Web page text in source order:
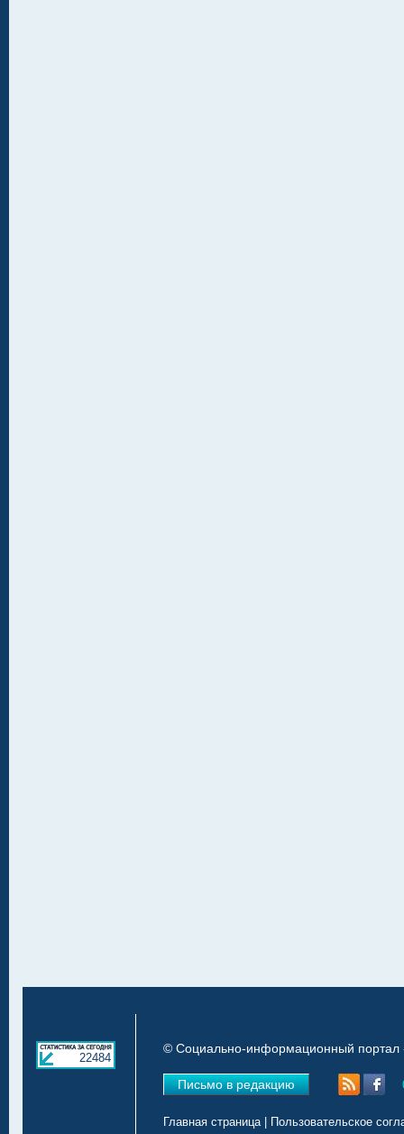
22484
© Социально-информационный портал
Письмо в редакцию
Главная страница| Пользовательское